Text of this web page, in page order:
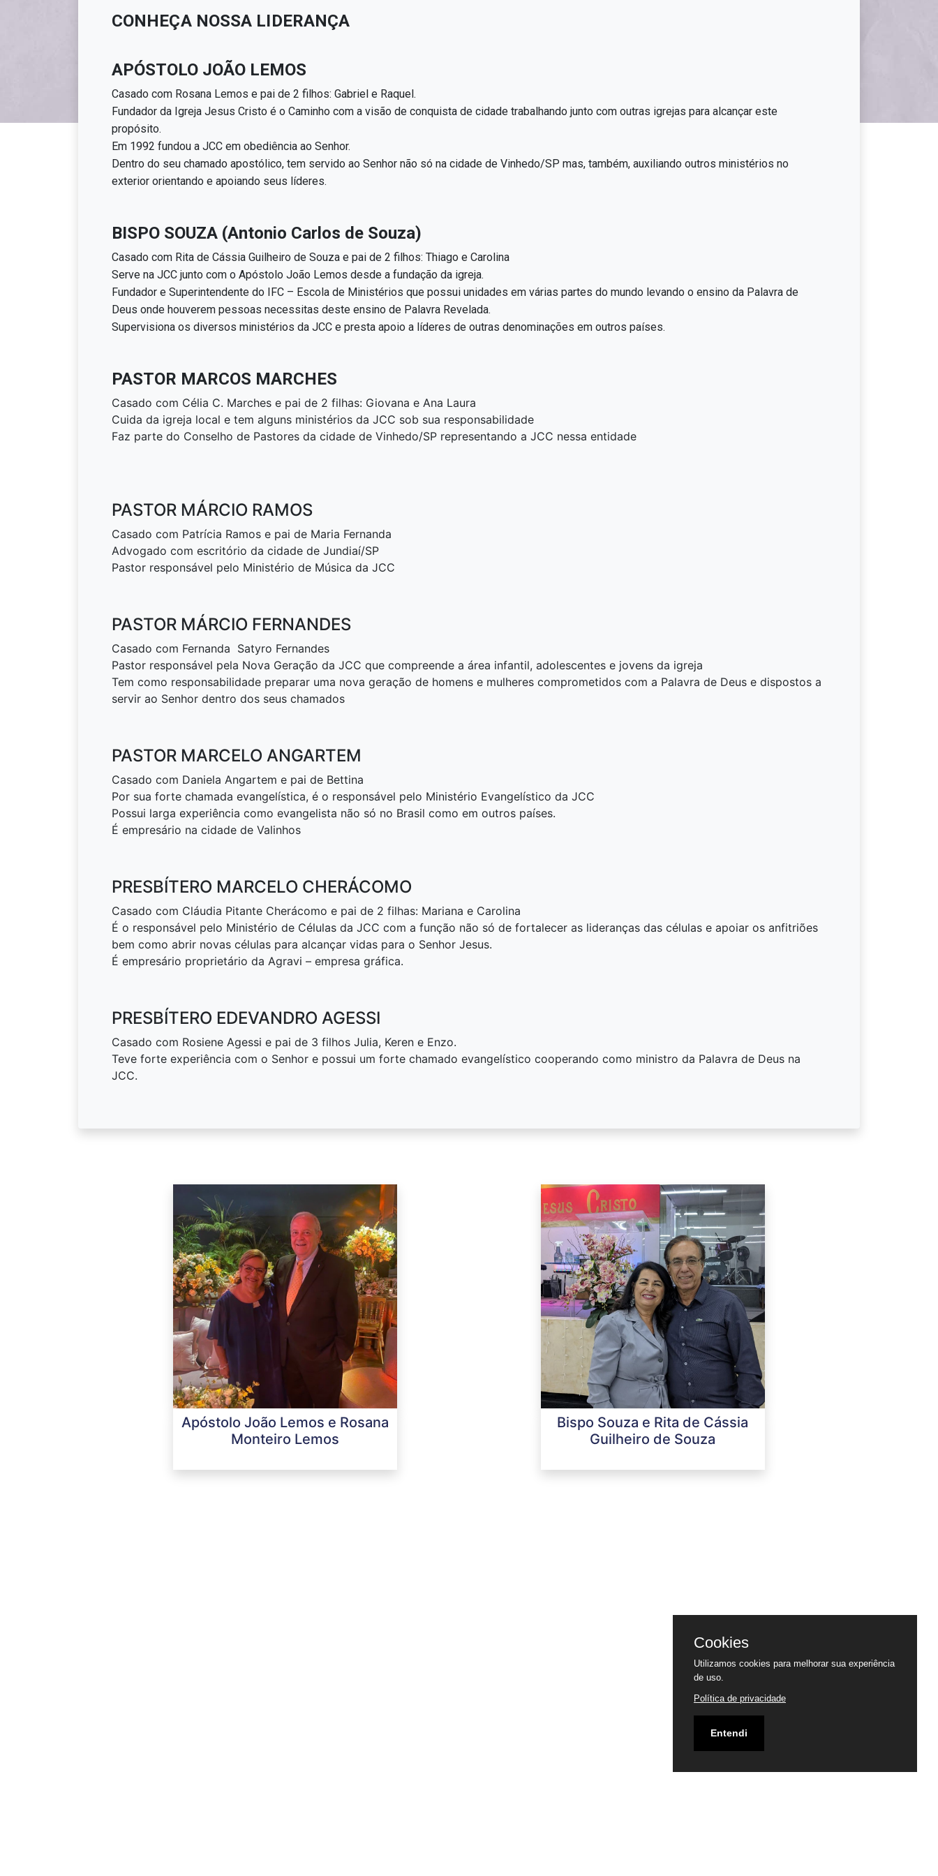
CONHEÇA NOSSA LIDERANÇA
APÓSTOLO JOÃO LEMOS
Casado com Rosana Lemos e pai de 2 filhos: Gabriel e Raquel.
Fundador da Igreja Jesus Cristo é o Caminho com a visão de conquista de cidade trabalhando junto com outras igrejas para alcançar este
propósito.
Em 1992 fundou a JCC em obediência ao Senhor.
Dentro do seu chamado apostólico, tem servido ao Senhor não só na cidade de Vinhedo/SP mas, também, auxiliando outros ministérios no
exterior orientando e apoiando seus líderes.
BISPO SOUZA (Antonio Carlos de Souza)
Casado com Rita de Cássia Guilheiro de Souza e pai de 2 filhos: Thiago e Carolina
Serve na JCC junto com o Apóstolo João Lemos desde a fundação da igreja.
Fundador e Superintendente do IFC – Escola de Ministérios que possui unidades em várias partes do mundo levando o ensino da Palavra de
Deus onde houverem pessoas necessitas deste ensino de Palavra Revelada.
Supervisiona os diversos ministérios da JCC e presta apoio a líderes de outras denominações em outros países.
PASTOR MARCOS MARCHES
Casado com Célia C. Marches e pai de 2 filhas: Giovana e Ana Laura
Cuida da igreja local e tem alguns ministérios da JCC sob sua responsabilidade
Faz parte do Conselho de Pastores da cidade de Vinhedo/SP representando a JCC nessa entidade
PASTOR MÁRCIO RAMOS
Casado com Patrícia Ramos e pai de Maria Fernanda
Advogado com escritório da cidade de Jundiaí/SP
Pastor responsável pelo Ministério de Música da JCC
PASTOR MÁRCIO FERNANDES
Casado com Fernanda Satyro Fernandes
Pastor responsável pela Nova Geração da JCC que compreende a área infantil, adolescentes e jovens da igreja
Tem como responsabilidade preparar uma nova geração de homens e mulheres comprometidos com a Palavra de Deus e dispostos a
servir ao Senhor dentro dos seus chamados
PASTOR MARCELO ANGARTEM
Casado com Daniela Angartem e pai de Bettina
Por sua forte chamada evangelística, é o responsável pelo Ministério Evangelístico da JCC
Possui larga experiência como evangelista não só no Brasil como em outros países.
É empresário na cidade de Valinhos
PRESBÍTERO MARCELO CHERÁCOMO
Casado com Cláudia Pitante Cherácomo e pai de 2 filhas: Mariana e Carolina
É o responsável pelo Ministério de Células da JCC com a função não só de fortalecer as lideranças das células e apoiar os anfitriões
bem como abrir novas células para alcançar vidas para o Senhor Jesus.
É empresário proprietário da Agravi – empresa gráfica.
PRESBÍTERO EDEVANDRO AGESSI
Casado com Rosiene Agessi e pai de 3 filhos Julia, Keren e Enzo.
Teve forte experiência com o Senhor e possui um forte chamado evangelístico cooperando como ministro da Palavra de Deus na
JCC.
Apóstolo João Lemos e Rosana
Monteiro Lemos
Bispo Souza e Rita de Cássia
Guilheiro de Souza
Cookies
Utilizamos cookies para melhorar sua experiência
de uso.
Política de privacidade
Entendi